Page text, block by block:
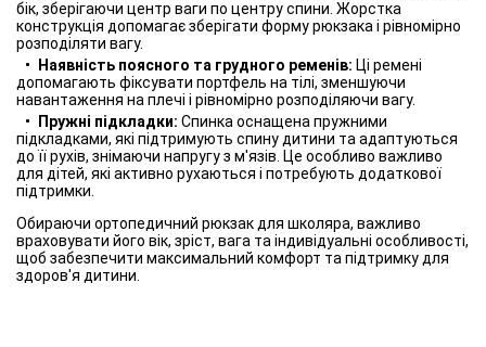
бік, зберігаючи центр ваги по центру спини. Жорстка
конструкція допомагає зберігати форму рюкзака і рівномірно
розподіляти вагу.
Наявність поясного та грудного ременів: Ці ремені
допомагають фіксувати портфель на тілі, зменшуючи
навантаження на плечі і рівномірно розподіляючи вагу.
Пружні підкладки: Спинка оснащена пружними
підкладками, які підтримують спину дитини та адаптуються
до її рухів, знімаючи напругу з м'язів. Це особливо важливо
для дітей, які активно рухаються і потребують додаткової
підтримки.
Обираючи ортопедичний рюкзак для школяра, важливо
враховувати його вік, зріст, вага та індивідуальні особливості,
щоб забезпечити максимальний комфорт та підтримку для
здоров'я дитини.